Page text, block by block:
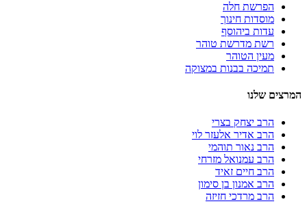
הפרשת חלה
מוסדות חינוך
עדות ביהוסף
רשת מדרשת טוהר
מעין הטוהר
תמיכה בבנות במצוקה
המרצים שלנו
הרב יצחק בצרי
הרב אדיר אלעזר לוי
הרב נאור תוהמי
הרב עמנואל מזרחי
הרב חיים זאיד
הרב אמנון בן סימון
הרב מרדכי חזיזה